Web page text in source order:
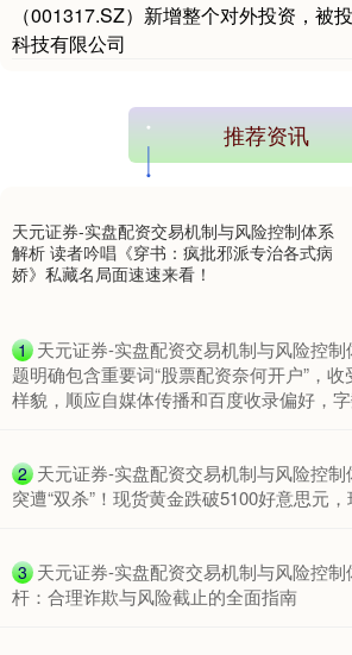
期指IC0 7877.80 +164.40
上证综指 3940.04
（001317.SZ）新增整个对外投资，被
科技有限公司
推荐资讯
天元证券-实盘配资交易机制与风险控制体系
解析 读者吟唱《穿书：疯批邪派专治各式病
娇》私藏名局面速速来看！
1 天元证券-实盘配资交易机制与风险控
题明确包含重要词“股票配资奈何开户”，收
样貌，顺应自媒体传播和百度收录偏好，字
2 天元证券-实盘配资交易机制与风险控
突遭“双杀”！现货黄金跌破5100好意思元
3 天元证券-实盘配资交易机制与风险控
杆：合理诈欺与风险截止的全面指南